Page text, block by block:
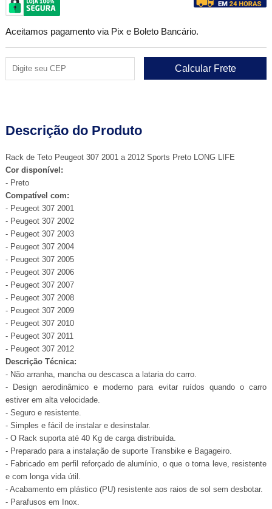
Aceitamos pagamento via Pix e Boleto Bancário.
Descrição do Produto
Rack de Teto Peugeot 307 2001 a 2012 Sports Preto LONG LIFE
Cor disponível:
- Preto
Compatível com:
- Peugeot 307 2001
- Peugeot 307 2002
- Peugeot 307 2003
- Peugeot 307 2004
- Peugeot 307 2005
- Peugeot 307 2006
- Peugeot 307 2007
- Peugeot 307 2008
- Peugeot 307 2009
- Peugeot 307 2010
- Peugeot 307 2011
- Peugeot 307 2012
Descrição Técnica:
- Não arranha, mancha ou descasca a lataria do carro.
- Design aerodinâmico e moderno para evitar ruídos quando o carro
estiver em alta velocidade.
- Seguro e resistente.
- Simples e fácil de instalar e desinstalar.
- O Rack suporta até 40 Kg de carga distribuída.
- Preparado para a instalação de suporte Transbike e Bagageiro.
- Fabricado em perfil reforçado de alumínio, o que o torna leve, resistente
e com longa vida útil.
- Acabamento em plástico (PU) resistente aos raios de sol sem desbotar.
- Parafusos em Inox.